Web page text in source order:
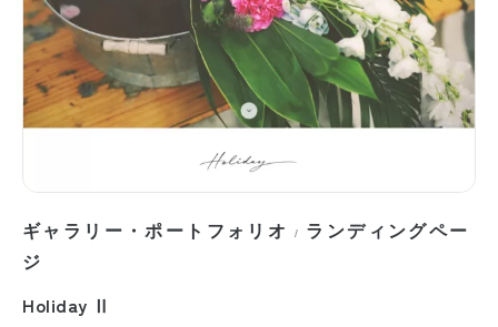
ギャラリー・ポートフォリオ / ランディングペー
ジ
Holiday Ⅱ